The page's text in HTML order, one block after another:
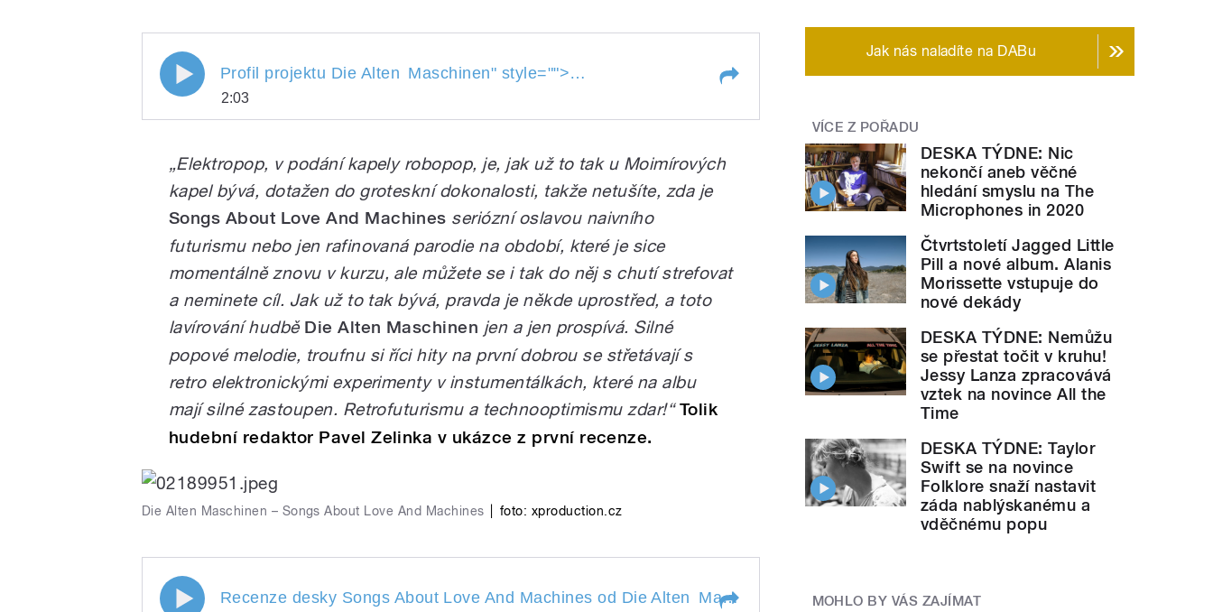
Profil projektu Die Alten Maschinen
pause
Profil projektu Die Alten Maschinen" style="">Profil projektu Die Alten Maschinen" style="">Profil projektu Die Alten Maschinen
2:03
„Elektropop, v podání kapely robopop, je, jak už to tak u Moimírových
kapel bývá, dotažen do groteskní dokonalosti, takže netušíte, zda je
Songs About Love And Machines seriózní oslavou naivního
futurismu nebo jen rafinovaná parodie na období, které je sice
momentálně znovu v kurzu, ale můžete se i tak do něj s chutí strefovat
a neminete cíl. Jak už to tak bývá, pravda je někde uprostřed, a toto
lavírování hudbě Die Alten Maschinen jen a jen prospívá. Silné
popové melodie, troufnu si říci hity na první dobrou se střetávají s
retro elektronickými experimenty v instumentálkách, které na albu
mají silné zastoupen. Retrofuturismu a technooptimismu zdar!“ Tolik
hudební redaktor Pavel Zelinka v ukázce z první recenze.
Die Alten Maschinen – Songs About Love And Machines foto: xproduction.cz
Recenze desky Songs About Love And Machines od Die Alten
Recenze desky Songs About Love And Machines od Die Alten Maschinen I. " style="">Recenze desky Songs About Love And
Jak nás naladíte na DABu
VÍCE Z POŘADU
DESKA TÝDNE: Nic
nekončí aneb věčné
hledání smyslu na The
Microphones in 2020
Čtvrtstoletí Jagged Little
Pill a nové album. Alanis
Morissette vstupuje do
nové dekády
DESKA TÝDNE: Nemůžu
se přestat točit v kruhu!
Jessy Lanza zpracovává
vztek na novince All the
Time
DESKA TÝDNE: Taylor
Swift se na novince
Folklore snaží nastavit
záda nablýskanému a
vděčnému popu
MOHLO BY VÁS ZAJÍMAT